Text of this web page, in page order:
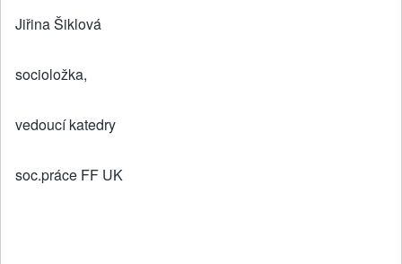
Jiřina Šiklová
socioložka,
vedoucí katedry
soc.práce FF UK